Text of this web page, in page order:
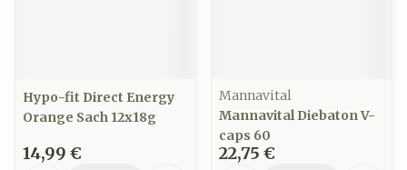
Hypo-fit Direct Energy
Orange Sach 12x18g
14,99 €
Mannavital
Mannavital Diebaton V-
caps 60
22,75 €